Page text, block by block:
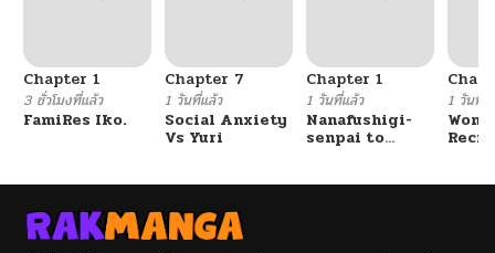
Chapter 1
3 ชั่วโมงที่แล้ว
FamiRes Iko.
Chapter 7
1 วันที่แล้ว
Social Anxiety
Vs Yuri
Chapter 1
1 วันที่แล้ว
Nanafushigi-
senpai to
1 วันที่แ